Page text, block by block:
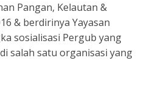
Pangan, Kelautan &
& berdirinya Yayasan
sosialisasi Pergub yang
salah satu organisasi yang